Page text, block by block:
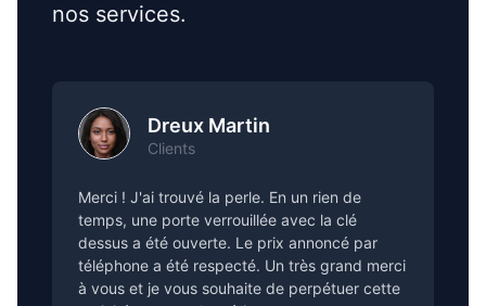
nos services.
Dreux Martin
Clients
Merci ! J'ai trouvé la perle. En un rien de
temps, une porte verrouillée avec la clé
dessus a été ouverte. Le prix annoncé par
téléphone a été respecté. Un très grand merci
à vous et je vous souhaite de perpétuer cette